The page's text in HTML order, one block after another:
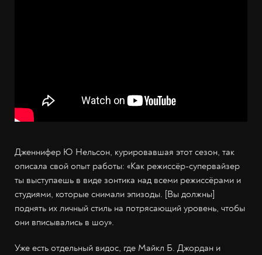
Дженнифер Ю Нельсон, курировавшая этот сезон, так
описала свой опыт работы: «Как режиссёр-супервайзер
ты выступаешь в виде зонтика над всеми режиссёрами и
студиями, которые снимали эпизоды. [Вы должны]
поднять их личный стиль на потрясающий уровень, чтобы
они вписывались в шоу».
Уже есть отдельный видос, где Майкл Б. Джордан и